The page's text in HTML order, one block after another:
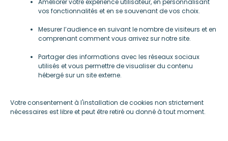
Améliorer votre expérience utilisateur, en personnalisant
vos fonctionnalités et en se souvenant de vos choix.
Mesurer l’audience en suivant le nombre de visiteurs et en
comprenant comment vous arrivez sur notre site.
Partager des informations avec les réseaux sociaux
utilisés et vous permettre de visualiser du contenu
hébergé sur un site externe.
Votre consentement à l'installation de cookies non strictement
nécessaires est libre et peut être retiré ou donné à tout moment.
-
Gestions des cookies
Société
Cloisons amovibles